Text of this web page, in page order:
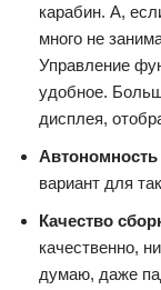
карабин. А,
много не
Управление
удобное.
дисплея,
Автономность
вариант для
Качество
качественно,
думаю, даже